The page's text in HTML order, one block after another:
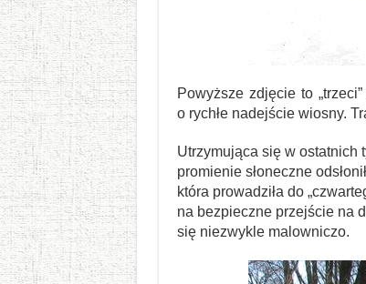
Powyższe zdjęcie to
o rychłe nadejście wiosny.
Utrzymująca się w ostatnich
promienie słoneczne
która prowadziła do
na bezpieczne przejście na
się niezwykle malowniczo.